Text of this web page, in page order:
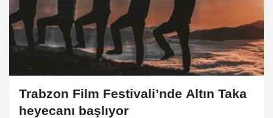
Trabzon Film Festivali’nde Altın Taka
heyecanı başlıyor